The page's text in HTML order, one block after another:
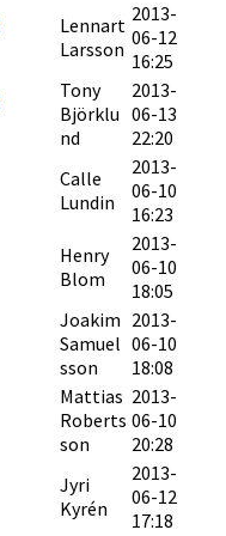
Lennart
Larsson
2013-
06-12
16:25
Tony
Björklu
nd
2013-
06-13
22:20
Calle
Lundin
2013-
06-10
16:23
Henry
Blom
2013-
06-10
18:05
Joakim
Samuel
sson
2013-
06-10
18:08
Mattias
Roberts
son
2013-
06-10
20:28
Jyri
Kyrén
2013-
06-12
17:18